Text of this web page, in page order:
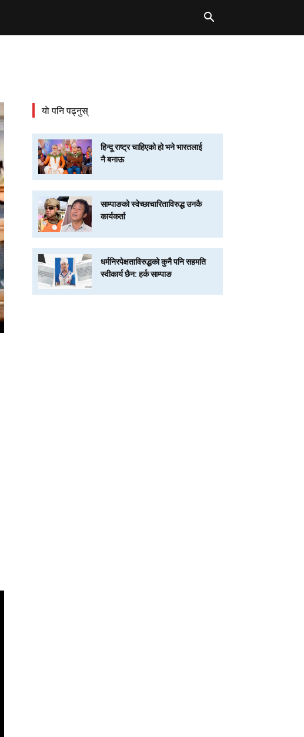
याे पनि पढ्नुस्
हिन्दू राष्ट्र चाहिएको हो भने भारतलाई
नै बनाऊ
साम्पाङको स्वेच्छाचारिताविरुद्ध उनकै
कार्यकर्ता
धर्मनिरपेक्षताविरुद्धको कुनै पनि सहमति
स्वीकार्य छैन: हर्क साम्पाङ